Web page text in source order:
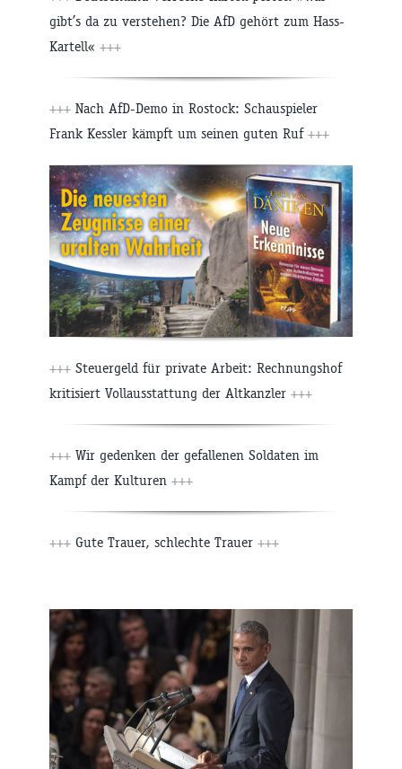
gibt’s da zu verstehen? Die AfD gehört zum Hass-
Kartell« +++
+++ Nach AfD-Demo in Rostock: Schauspieler
Frank Kessler kämpft um seinen guten Ruf +++
+++ Steuergeld für private Arbeit: Rechnungshof
kritisiert Vollausstattung der Altkanzler +++
+++ Wir gedenken der gefallenen Soldaten im
Kampf der Kulturen +++
+++ Gute Trauer, schlechte Trauer +++